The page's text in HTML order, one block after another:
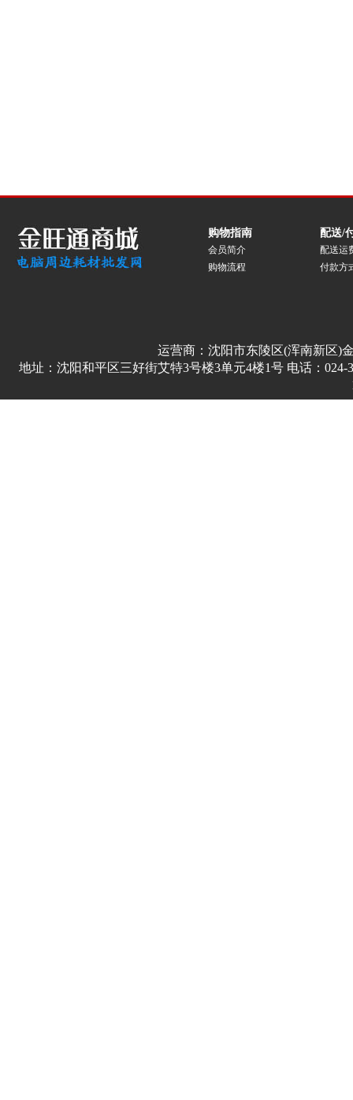
购物指南
会员简介
购物流程
配送/
配送运
付款方
运营商：沈阳市东陵区(浑南新区)
地址：沈阳和平区三好街艾特3号楼3单元4楼1号 电话：024-